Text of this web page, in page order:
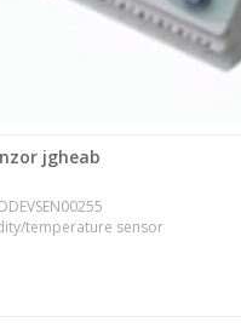
jgheab
temperature sensor